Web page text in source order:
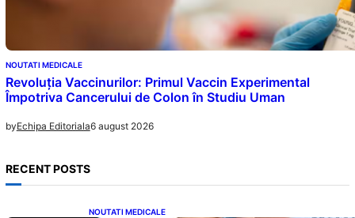
NOUTATI MEDICALE
Revoluția Vaccinurilor: Primul Vaccin Experimental
Împotriva Cancerului de Colon în Studiu Uman
byEchipa Editoriala6 august 2026
RECENT POSTS
NOUTATI MEDICALE